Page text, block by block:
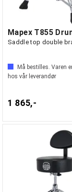
Må bestilles. Varen
hos vår leverandør
1 865,-